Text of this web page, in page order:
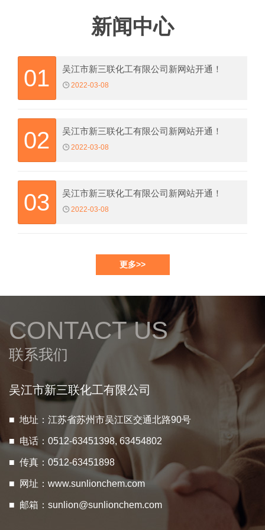
新闻中心
01 吴江市新三联化工有限公司新网站开通！
2022-03-08
02 吴江市新三联化工有限公司新网站开通！
2022-03-08
03 吴江市新三联化工有限公司新网站开通！
2022-03-08
更多>>
CONTACT US
联系我们
吴江市新三联化工有限公司
■ 地址：江苏省苏州市吴江区交通北路90号
■ 电话：0512-63451398, 63454802
■ 传真：0512-63451898
■ 网址： www.sunlionchem.com
■ 邮箱： sunlion@sunlionchem.com